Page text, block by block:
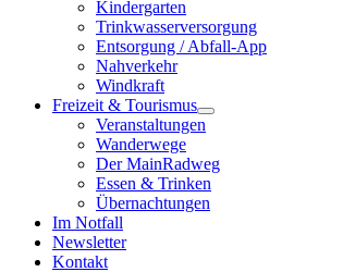
Kindergarten
Trinkwasserversorgung
Entsorgung / Abfall-App
Nahverkehr
Windkraft
Freizeit & Tourismus
Veranstaltungen
Wanderwege
Der MainRadweg
Essen & Trinken
Übernachtungen
Im Notfall
Newsletter
Kontakt